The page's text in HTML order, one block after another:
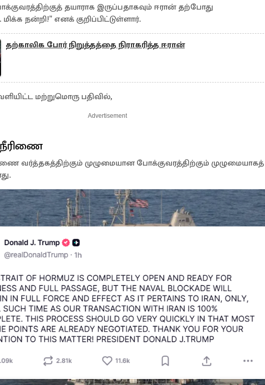
தயாராக இருப்பதாகவும் ஈரான் தற்போது
நன்றி!" எனக் குறிப்பிட்டுள்ளார்.
தற்காலிக போர் நிறுத்தத்தை நிராகரித்த ஈரான்
மற்றுமொரு பதிவில்,
Advertisement
வர்த்தகத்திற்கும் முழுமையான போக்குவரத்திற்கும் முழுமையாகத்